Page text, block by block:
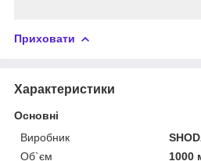
Приховати
Характеристики
Основні
Виробник
Об`єм
1000